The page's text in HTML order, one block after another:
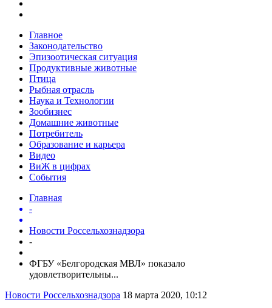
Главное
Законодательство
Эпизоотическая ситуация
Продуктивные животные
Птица
Рыбная отрасль
Наука и Технологии
Зообизнес
Домашние животные
Потребитель
Образование и карьера
Видео
ВиЖ в цифрах
События
Главная
-
Новости Россельхознадзора
-
ФГБУ «Белгородская МВЛ» показало
удовлетворительны...
Новости Россельхознадзора 18 марта 2020, 10:12